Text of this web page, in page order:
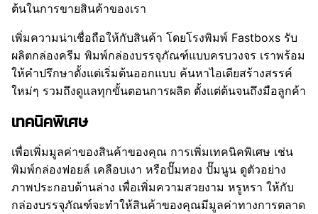
ต้นในการขายสินค้าของเรา
เพิ่มความน่าเชื่อถือให้กับสินค้า โดยโรงพิมพ์ Fastboxs รับ
ผลิตกล่องครีม พิมพ์กล่องบรรจุภัณฑ์แบบครบวงจร เราพร้อม
ให้คำปรึกษาตั้งแต่เริ่มต้นออกแบบ ค้นหาไอเดียสร้างสรรค์
ใหม่ๆ รวมถึงดูแลทุกขั้นตอนการผลิต ตั้งแต่ต้นจนถึงมือลูกค้า
เทคนิคพิเศษ
เพื่อเพิ่มมูลค่าของสินค้าของคุณ การเพิ่มเทคนิคพิเศษ เช่น
พิมพ์กล่องฟอยล์ เคลือบเงา หรือปั๊มทอง ปั๊มนูน ดูตัวอย่าง
ภาพประกอบด้านล่าง เพื่อเพิ่มความสวยงาม หรูหรา ให้กับ
กล่องบรรจุภัณฑ์จะทำให้สินค้าของคุณมีมูลค่าทางการตลาด